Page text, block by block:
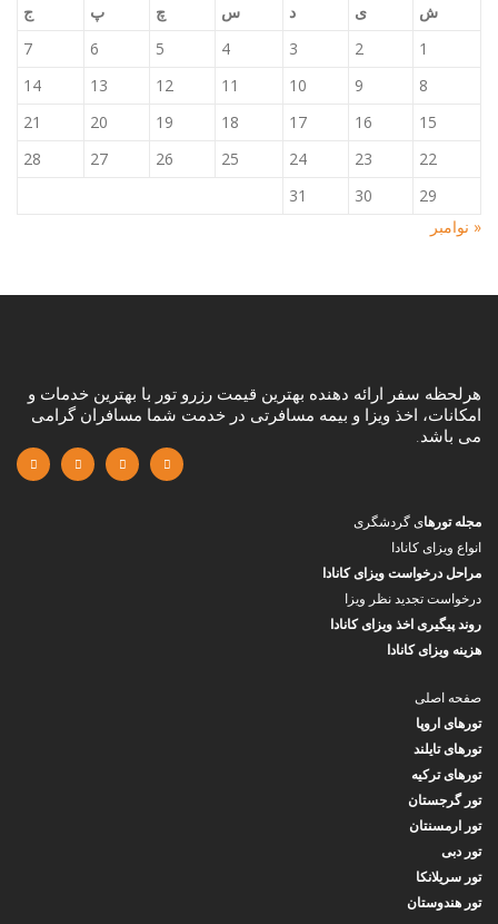
ش
ی د س چ پ
ج
1
2
3
4
5
6
7
8
9
10
11
12
13
14
15
16
17
18
19
20
21
22
23
24
25
26
27
28
29
30
31
« نوامبر
هرلحظه سفر ارائه دهنده بهترین قیمت رزرو تور با بهترین خدمات و
امکانات، اخذ ویزا و بیمه مسافرتی در خدمت شما مسافران گرامی
می باشد.
مجله تورهای گردشگری
انواع ویزای کانادا
مراحل درخواست ویزای کانادا
درخواست تجدید نظر ویزا
روند پیگیری اخذ ویزای کانادا
هزینه ویزای کانادا
صفحه اصلی
تورهای اروپا
تورهای تایلند
تورهای ترکیه
تور گرجستان
تور ارمسنتان
تور دبی
تور سریلانکا
تور هندوستان